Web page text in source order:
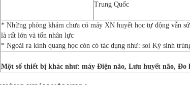
Trung Quốc
* Những phòng khám chưa có máy XN huyết học tự động vẫn
là rất lớn và tốn nhân lực
* Ngoài ra kính quang học còn có tác dụng như: soi Ký sinh
Một số thiết bị khác như: máy Điện não, Lưu huyết não, Đo